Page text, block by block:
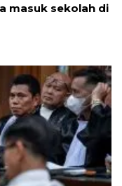
masuk sekolah di